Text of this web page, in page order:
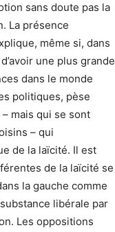
sans doute pas la
La présence
même si, dans
une plus grande
dans le monde
politiques, pèse
mais qui se sont
– qui
de la laïcité. Il est
de la laïcité se
la gauche comme
libérale par
Les oppositions